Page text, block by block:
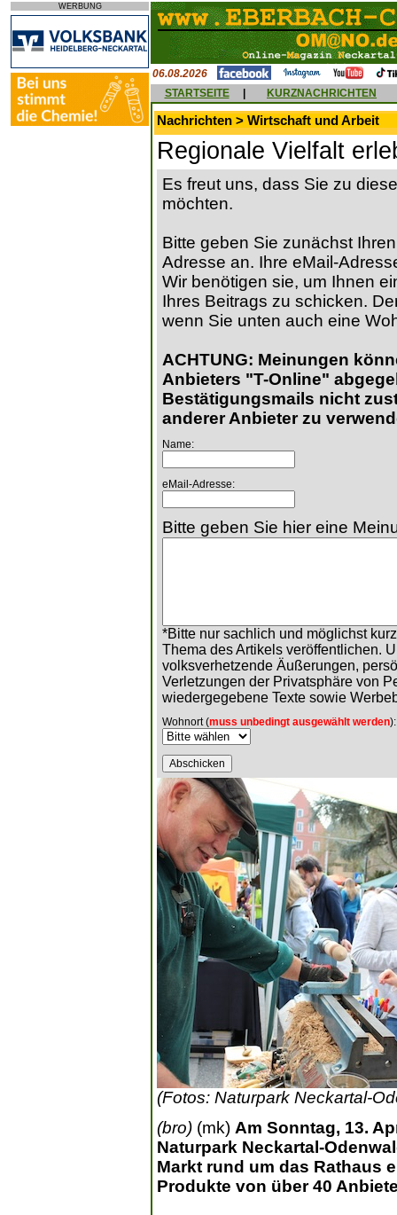
WERBUNG
06.08.2026
STARTSEITE
KURZNACHRICHTEN
Nachrichten > Wirtschaft und Arbeit
Regionale Vielfalt
Es freut uns, dass Sie zu
möchten.
Bitte geben Sie zunächst
Adresse an. Ihre eMail-
Wir benötigen sie, um Ihnen
Ihres Beitrags zu schicken.
wenn Sie unten auch eine
ACHTUNG: Meinungen
Anbieters "T-Online"
Bestätigungsmails nicht
anderer Anbieter zu
Name:
eMail-Adresse:
Bitte geben Sie hier eine
*Bitte nur sachlich und möglichst
Thema des Artikels veröffentlichen.
volksverhetzende Äußerungen,
Verletzungen der Privatsphäre von
wiedergegebene Texte sowie
Wohnort (muss unbedingt ausgewählt werden):
(Fotos: Naturpark Neckartal-
(bro) (mk) Am Sonntag, 13.
Naturpark Neckartal-
Markt rund um das Rathaus
Produkte von über 40